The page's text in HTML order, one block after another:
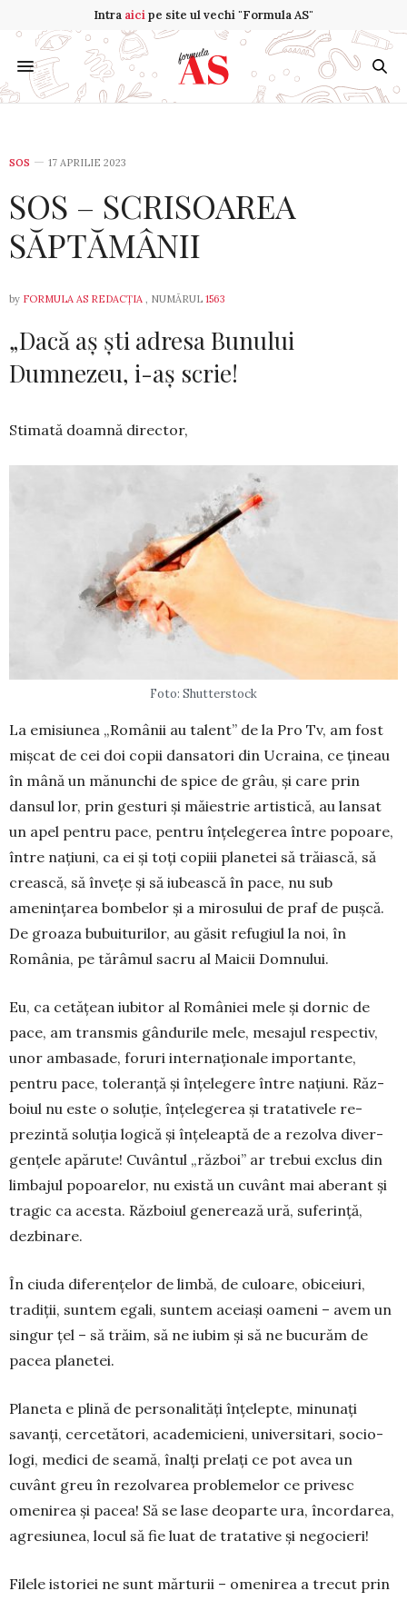
Intra aicipe site ul vechi "Formula AS"
SOS 17 APRILIE 2023
SOS – SCRISOAREA
SĂPTĂMÂNII
by FORMULA AS REDACȚIA , NUMĂRUL 1563
„Dacă aș ști adresa Bunului
Dumnezeu, i-aș scrie!
Stimată doamnă director,
Foto: Shutterstock
La emisiunea „Românii au talent” de la Pro Tv, am fost
mișcat de cei doi copii dansatori din Ucraina, ce țineau
în mână un mănunchi de spice de grâu, și care prin
dansul lor, prin gesturi și măiestrie artistică, au lan­sat
un apel pentru pace, pentru înțelegerea între popoare,
între națiuni, ca ei și toți copiii planetei să trăiască, să
crească, să învețe și să iubească în pace, nu sub
amenințarea bombelor și a mirosului de praf de pușcă.
De groaza bubuiturilor, au găsit refugiul la noi, în
România, pe tărâmul sacru al Maicii Domnului.
Eu, ca cetățean iubitor al României mele și dornic de
pace, am transmis gândurile mele, mesajul res­pec­tiv,
unor ambasade, foruri internaționale impor­tante,
pentru pace, toleranță și înțelegere între națiuni. Răz­
boiul nu este o soluție, înțelegerea și tratativele re­
prezintă soluția logică și înțeleaptă de a rezolva diver­
gențele apărute! Cuvântul „război” ar trebui exclus din
limbajul popoarelor, nu există un cuvânt mai abe­rant și
tragic ca acesta. Războiul generează ură, suferință,
dezbinare.
În ciuda diferențelor de limbă, de culoare, obi­ceiuri,
tradiții, suntem egali, suntem aceiași oameni – avem un
singur țel – să trăim, să ne iubim și să ne bucurăm de
pacea planetei.
Planeta e plină de personalități înțelepte, minunați
savanți, cercetători, academicieni, universitari, socio­
logi, medici de seamă, înalți prelați ce pot avea un
cuvânt greu în rezolvarea problemelor ce privesc
omenirea și pacea! Să se lase deoparte ura, încordarea,
agresiunea, locul să fie luat de tratative și negocieri!
Filele istoriei ne sunt mărturii – omenirea a trecut prin